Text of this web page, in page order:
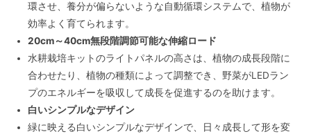
環させ、養分が偏らないような自動循環システムで、植物が
効率よく育てられます。
20cm～40cm無段階調節可能な伸縮ロード
水耕栽培キットのライトパネルの高さは、植物の成長段階に
合わせたり、植物の種類によって調整でき、野菜がLEDラン
プのエネルギーを吸収して成長を促進するのを助けます。
白いシンプルなデザイン
緑に映える白いシンプルなデザインで、日々成長して形を変